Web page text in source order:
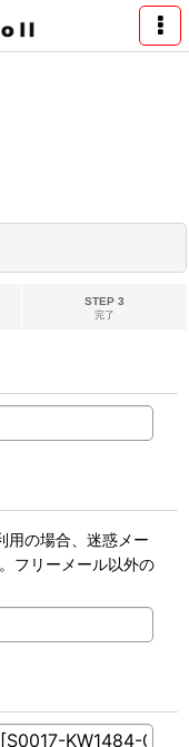
STEP 3
完了
用の場合、迷惑メー
フリーメール以外の